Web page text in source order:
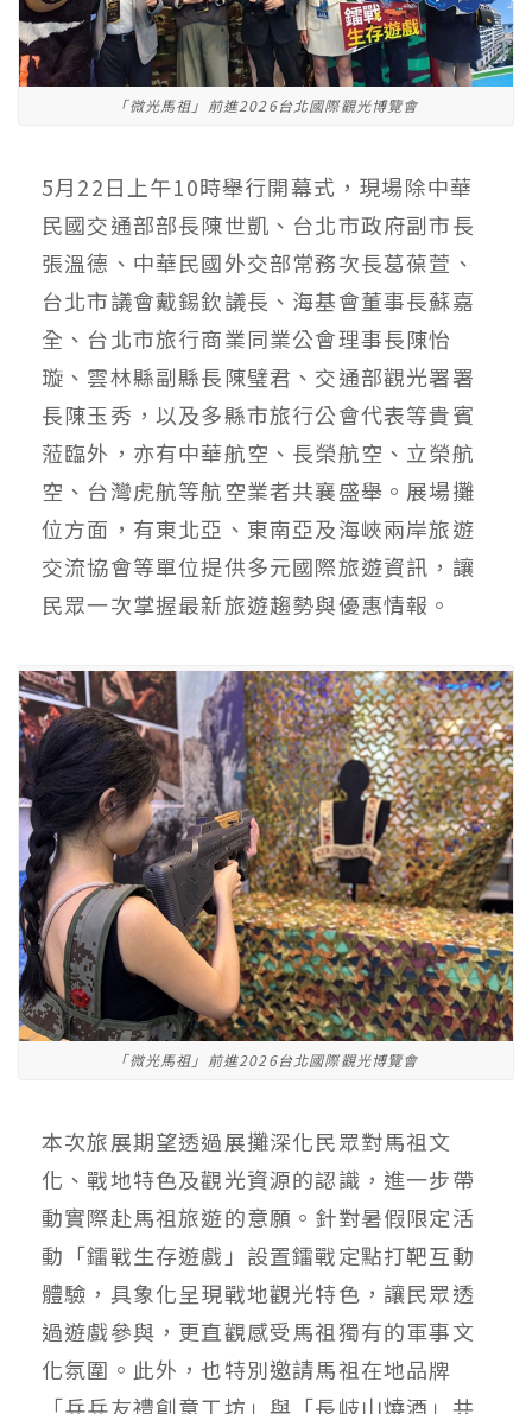
「微光馬祖」前進2026台北國際觀光博覽會
5月22日上午10時舉行開幕式，現場除中華
民國交通部部長陳世凱、台北市政府副市長
張溫德、中華民國外交部常務次長葛葆萱、
台北市議會戴錫欽議長、海基會董事長蘇嘉
全、台北市旅行商業同業公會理事長陳怡
璇、雲林縣副縣長陳璧君、交通部觀光署署
長陳玉秀，以及多縣市旅行公會代表等貴賓
蒞臨外，亦有中華航空、長榮航空、立榮航
空、台灣虎航等航空業者共襄盛舉。展場攤
位方面，有東北亞、東南亞及海峽兩岸旅遊
交流協會等單位提供多元國際旅遊資訊，讓
民眾一次掌握最新旅遊趨勢與優惠情報。
「微光馬祖」前進2026台北國際觀光博覽會
本次旅展期望透過展攤深化民眾對馬祖文
化、戰地特色及觀光資源的認識，進一步帶
動實際赴馬祖旅遊的意願。針對暑假限定活
動「鐳戰生存遊戲」設置鐳戰定點打靶互動
體驗，具象化呈現戰地觀光特色，讓民眾透
過遊戲參與，更直觀感受馬祖獨有的軍事文
化氛圍。此外，也特別邀請馬祖在地品牌
「兵兵友禮創意工坊」與「長岐山燒酒」共